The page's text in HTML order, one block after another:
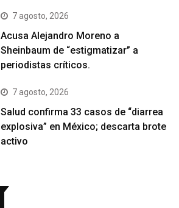
7 agosto, 2026
Acusa Alejandro Moreno a
Sheinbaum de “estigmatizar” a
periodistas críticos.
7 agosto, 2026
Salud confirma 33 casos de “diarrea
explosiva” en México; descarta brote
activo